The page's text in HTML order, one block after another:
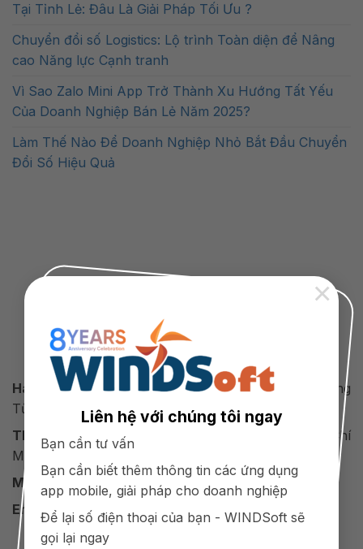
Liên hệ với chúng tôi ngay
Bạn cần tư vấn
Bạn cần biết thêm thông tin các ứng dụng
app mobile, giải pháp cho doanh nghiệp
Để lại số điện thoại của bạn - WINDSoft sẽ
gọi lại ngay
×
Tại Tỉnh Lẻ: Đâu Là Giải Pháp Tối Ưu ?
Chuyển đổi số Logistics: Lộ trình Toàn diện để Nâng
cao Năng lực Cạnh tranh
Vì Sao Zalo Mini App Trở Thành Xu Hướng Tất Yếu
Của Doanh Nghiệp Bán Lẻ Năm 2025?
Làm Thế Nào Để Doanh Nghiệp Nhỏ Bắt Đầu Chuyển
Đổi Số Hiệu Quả
Công Ty Cổ Phần Công Nghệ WINDSoft Việt Nam
Hà Nội:Tại06 - BT2A, KĐT Mễ Trì Thượng, Phường
Từ Liêm, Hà Nội
TP.HCM:
Số 88 quốc lộ 13, Bình Thạnh, Tp. Hồ Chí
Minh
Mobile:
098 154 9988
Email: support@winds.vn